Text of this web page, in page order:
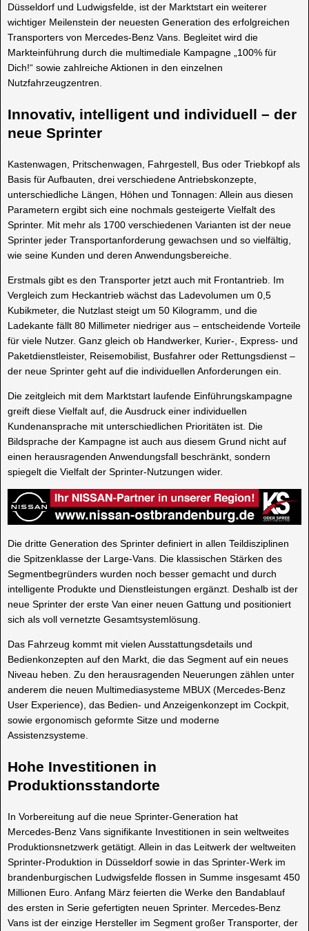
Düsseldorf und Ludwigsfelde, ist der Marktstart ein weiterer
wichtiger Meilenstein der neuesten Generation des erfolgreichen
Transporters von Mercedes-Benz Vans. Begleitet wird die
Markteinführung durch die multimediale Kampagne „100% für
Dich!“ sowie zahlreiche Aktionen in den einzelnen
Nutzfahrzeugzentren.
Innovativ, intelligent und individuell – der
neue Sprinter
Kastenwagen, Pritschenwagen, Fahrgestell, Bus oder Triebkopf als
Basis für Aufbauten, drei verschiedene Antriebskonzepte,
unterschiedliche Längen, Höhen und Tonnagen: Allein aus diesen
Parametern ergibt sich eine nochmals gesteigerte Vielfalt des
Sprinter. Mit mehr als 1700 verschiedenen Varianten ist der neue
Sprinter jeder Transportanforderung gewachsen und so vielfältig,
wie seine Kunden und deren Anwendungsbereiche.
Erstmals gibt es den Transporter jetzt auch mit Frontantrieb. Im
Vergleich zum Heckantrieb wächst das Ladevolumen um 0,5
Kubikmeter, die Nutzlast steigt um 50 Kilogramm, und die
Ladekante fällt 80 Millimeter niedriger aus – entscheidende Vorteile
für viele Nutzer. Ganz gleich ob Handwerker, Kurier-, Express- und
Paketdienstleister, Reisemobilist, Busfahrer oder Rettungsdienst –
der neue Sprinter geht auf die individuellen Anforderungen ein.
Die zeitgleich mit dem Marktstart laufende Einführungskampagne
greift diese Vielfalt auf, die Ausdruck einer individuellen
Kundenansprache mit unterschiedlichen Prioritäten ist. Die
Bildsprache der Kampagne ist auch aus diesem Grund nicht auf
einen herausragenden Anwendungsfall beschränkt, sondern
spiegelt die Vielfalt der Sprinter-Nutzungen wider.
Die dritte Generation des Sprinter definiert in allen Teildisziplinen
die Spitzenklasse der Large-Vans. Die klassischen Stärken des
Segmentbegründers wurden noch besser gemacht und durch
intelligente Produkte und Dienstleistungen ergänzt. Deshalb ist der
neue Sprinter der erste Van einer neuen Gattung und positioniert
sich als voll vernetzte Gesamtsystemlösung.
Das Fahrzeug kommt mit vielen Ausstattungsdetails und
Bedienkonzepten auf den Markt, die das Segment auf ein neues
Niveau heben. Zu den herausragenden Neuerungen zählen unter
anderem die neuen Multimediasysteme MBUX (Mercedes-Benz
User Experience), das Bedien- und Anzeigenkonzept im Cockpit,
sowie ergonomisch geformte Sitze und moderne
Assistenzsysteme.
Hohe Investitionen in
Produktionsstandorte
In Vorbereitung auf die neue Sprinter-Generation hat
Mercedes‑Benz Vans signifikante Investitionen in sein weltweites
Produktionsnetzwerk getätigt. Allein in das Leitwerk der weltweiten
Sprinter‑Produktion in Düsseldorf sowie in das Sprinter‑Werk im
brandenburgischen Ludwigsfelde flossen in Summe insgesamt 450
Millionen Euro. Anfang März feierten die Werke den Bandablauf
des ersten in Serie gefertigten neuen Sprinter. Mercedes‑Benz
Vans ist der einzige Hersteller im Segment großer Transporter, der